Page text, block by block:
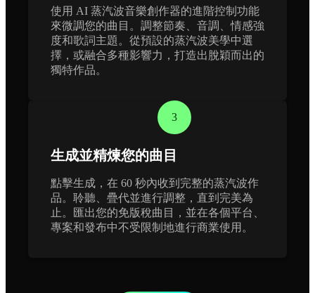
使用 AI 蒸汽波音樂創作器的進階控制功能
來微調您的曲目。調整節奏、音調、情感強
度和歌詞主題。從預設的蒸汽波美學中選
擇，或融合多種影響力，打造出脫穎而出的
獨特作品。
3
生成並精煉您的曲目
點擊生成，在 60 秒內收到完整的蒸汽波作
品。聆聽、疊代並進行調整，直到完美為
止。匯出您的免版稅曲目，並在各個平台、
專案和發布中不受限制地進行商業使用。